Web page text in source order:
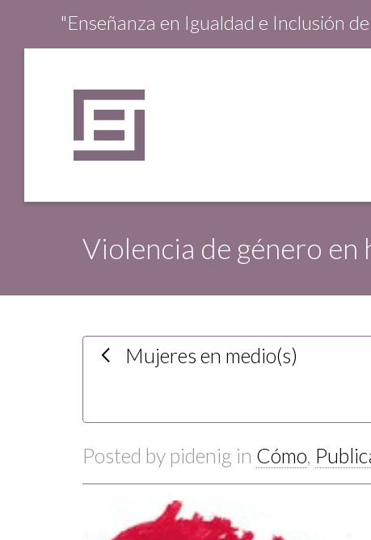
"Enseñanza en Igualdad e Inclusión
Violencia de género en
Mujeres en medio(s)
Posted by pidenig in Cómo,